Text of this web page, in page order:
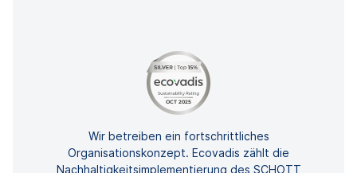
Wir betreiben ein fortschrittliches
Organisationskonzept. Ecovadis zählt die
Nachhaltigkeitsimplementierung des SCHOTT